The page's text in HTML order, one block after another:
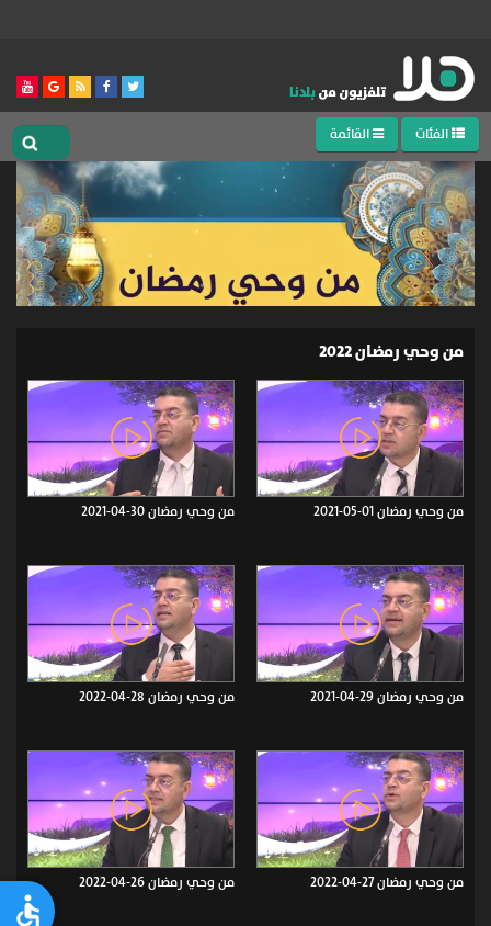
الفئات القائمة
من وحي رمضان 2022
من وحي رمضان 01-05-2021 من وحي رمضان 30-04-2021
من وحي رمضان 29-04-2021 من وحي رمضان 28-04-2022
من وحي رمضان 27-04-2022 من وحي رمضان 26-04-2022